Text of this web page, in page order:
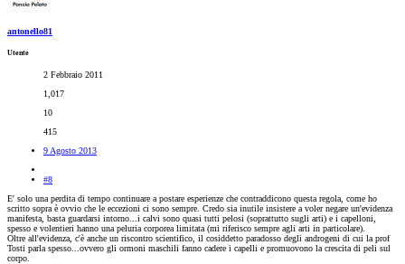
antonello81
Utente
2 Febbraio 2011
1,017
10
415
9 Agosto 2013
#8
E' solo una perdita di tempo continuare a postare esperienze che contraddicono questa regola, come ho
scritto sopra è ovvio che le eccezioni ci sono sempre. Credo sia inutile insistere a voler negare un'evidenza
manifesta, basta guardarsi intorno...i calvi sono quasi tutti pelosi (soprattutto sugli arti) e i capelloni,
spesso e volentieri hanno una peluria corporea limitata (mi riferisco sempre agli arti in particolare).
Oltre all'evidenza, c'è anche un riscontro scientifico, il cosiddetto paradosso degli androgeni di cui la prof
Tosti parla spesso...ovvero gli ormoni maschili fanno cadere i capelli e promuovono la crescita di peli sul
corpo.